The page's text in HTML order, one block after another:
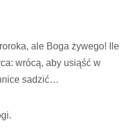
ale Boga żywego! Ile
wrócą, aby usiąść w
sadzić…